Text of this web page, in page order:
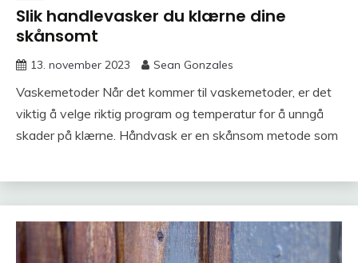
Slik handlevasker du klærne dine
skånsomt
13. november 2023 Sean Gonzales
Vaskemetoder Når det kommer til vaskemetoder, er det
viktig å velge riktig program og temperatur for å unngå
skader på klærne. Håndvask er en skånsom metode som